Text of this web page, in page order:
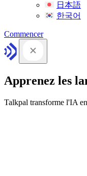
日本語
한국어
Commencer
Apprenez les
Talkpal transforme l'IA